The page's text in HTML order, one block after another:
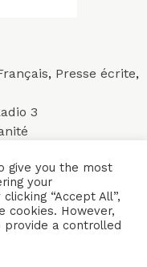
, Presse écrite,
:
3
MUSIC
give you the most
your
“Accept All”,
cookies. However,
provide a controlled